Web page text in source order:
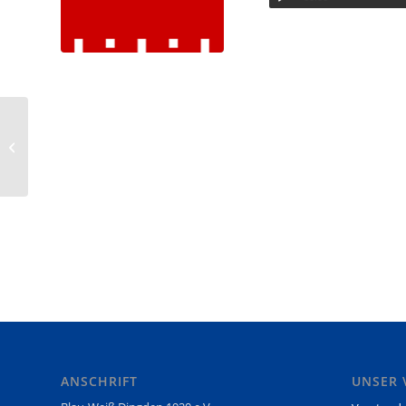
ANSCHRIFT UNSER